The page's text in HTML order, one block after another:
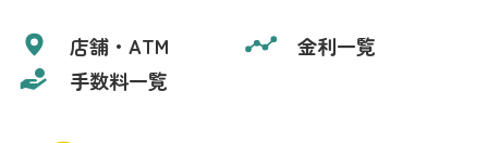
店舗・ATM
金利一覧
手数料一覧